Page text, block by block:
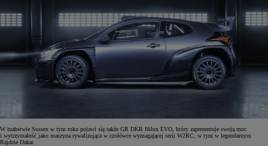
W hrabstwie Sussex w tym roku pojawi się także GR DKR Hilux EVO, który zaprezentuje swoją moc
i wytrzymałość jako maszyna rywalizująca w czołówce wymagającej serii W2RC, w tym w legendarnym
Rajdzie Dakar.